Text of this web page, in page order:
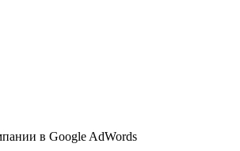
в Google AdWords